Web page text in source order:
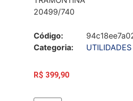
20499/740
Código:
Categoria:
UTILIDADES
R$ 399,90